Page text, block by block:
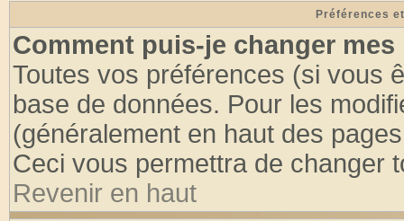
Préférences
Comment puis-je changer mes
Toutes vos préférences (si vous
base de données. Pour les
(généralement en haut des
Ceci vous permettra de changer
Revenir en haut